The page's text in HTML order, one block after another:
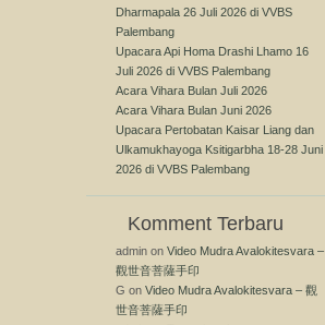
Dharmapala 26 Juli 2026 di VVBS
Palembang
Upacara Api Homa Drashi Lhamo 16
Juli 2026 di VVBS Palembang
Acara Vihara Bulan Juli 2026
Acara Vihara Bulan Juni 2026
Upacara Pertobatan Kaisar Liang dan
Ulkamukhayoga Ksitigarbha 18-28 Juni
2026 di VVBS Palembang
Komment Terbaru
admin on Video Mudra Avalokitesvara –
觀世音菩薩手印
G on Video Mudra Avalokitesvara – 觀
世音菩薩手印